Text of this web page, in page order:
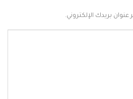
بريدك الإلكتروني.